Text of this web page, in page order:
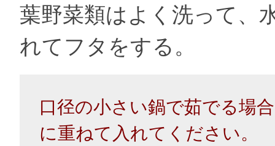
葉野菜類はよく洗って、
れてフタをする。
口径の小さい鍋で茹でる場
に重ねて入れてください。